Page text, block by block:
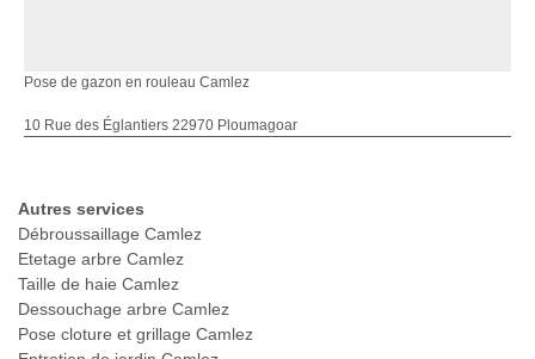
Pose de gazon en rouleau Camlez
10 Rue des Églantiers 22970 Ploumagoar
Autres services
Débroussaillage Camlez
Etetage arbre Camlez
Taille de haie Camlez
Dessouchage arbre Camlez
Pose cloture et grillage Camlez